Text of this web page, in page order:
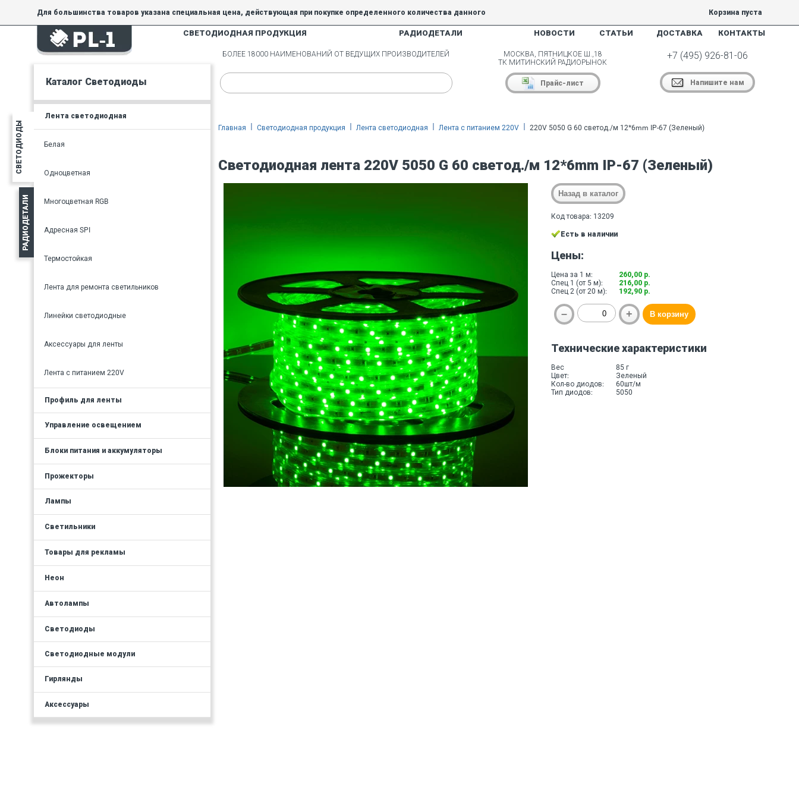
Для большинства товаров указана специальная цена, действующая при покупке определенного количества данного
товара.
На товары, купленные по специальной цене, общие скидки 5% и 10% не действуют.
Корзина пуста
СВЕТОДИОДНАЯ ПРОДУКЦИЯ РАДИОДЕТАЛИ НОВОСТИ СТАТЬИ ДОСТАВКА КОНТАКТЫ
СВЕТОДИОДЫ
РАДИОДЕТАЛИ
Каталог Светодиоды
Лента светодиодная
Белая
Одноцветная
Многоцветная RGB
Адресная SPI
Термостойкая
Лента для ремонта светильников
Линейки светодиодные
Аксессуары для ленты
Лента с питанием 220V
Профиль для ленты
Управление освещением
Блоки питания и аккумуляторы
Прожекторы
Лампы
Светильники
Товары для рекламы
Неон
Автолампы
Светодиоды
Светодиодные модули
Гирлянды
Аксессуары
БОЛЕЕ 18000 НАИМЕНОВАНИЙ ОТ ВЕДУЩИХ ПРОИЗВОДИТЕЛЕЙ
МОСКВА, ПЯТНИЦКОЕ Ш.,18
ТК МИТИНСКИЙ РАДИОРЫНОК
Прайс-лист
+7 (495) 926-81-06
Напишите нам
Главная Светодиодная продукция Лента светодиодная Лента с питанием 220V 220V 5050 G 60 светод./м 12*6mm IP-67 (Зеленый)
Светодиодная лента 220V 5050 G 60 светод./м 12*6mm IP-67 (Зеленый)
Код товара: 13209
Есть в наличии
Цены:
Цена за 1 м:
260,00 р.
Спец 1 (от 5 м):
216,00 р.
Спец 2 (от 20 м):
192,90 р.
Технические характеристики
Вес
85 г
Цвет:
Зеленый
Кол-во диодов:
60шт/м
Тип диодов:
5050